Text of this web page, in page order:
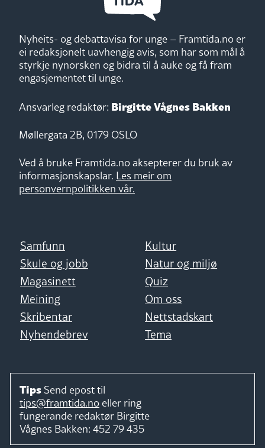
Nyheits- og debattavisa for unge – Framtida.no er
ei redaksjonelt uavhengig avis, som har som mål å
styrkje nynorsken og bidra til å auke og få fram
engasjementet til unge.
Ansvarleg redaktør: Birgitte Vågnes Bakken
Møllergata 2B, 0179 OSLO
Ved å bruke Framtida.no aksepterer du bruk av
informasjonskapslar. Les meir om
personvernpolitikken vår.
Samfunn
Kultur
Skule og jobb
Natur og miljø
Magasinett
Quiz
Meining
Om oss
Skribentar
Nettstadskart
Nyhendebrev
Tema
Tips Send epost til
tips@framtida.no eller ring
fungerande redaktør Birgitte
Vågnes Bakken: 452 79 435